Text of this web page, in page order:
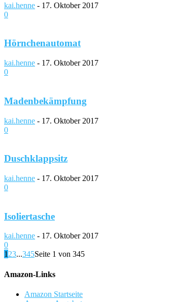
kai.henne - 17. Oktober 2017
0
Hörnchenautomat
kai.henne - 17. Oktober 2017
0
Madenbekämpfung
kai.henne - 17. Oktober 2017
0
Duschklappsitz
kai.henne - 17. Oktober 2017
0
Isoliertasche
kai.henne - 17. Oktober 2017
0
123...345Seite 1 von 345
Amazon-Links
Amazon Startseite